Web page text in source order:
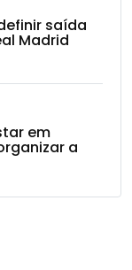
saída
Madrid
em
a